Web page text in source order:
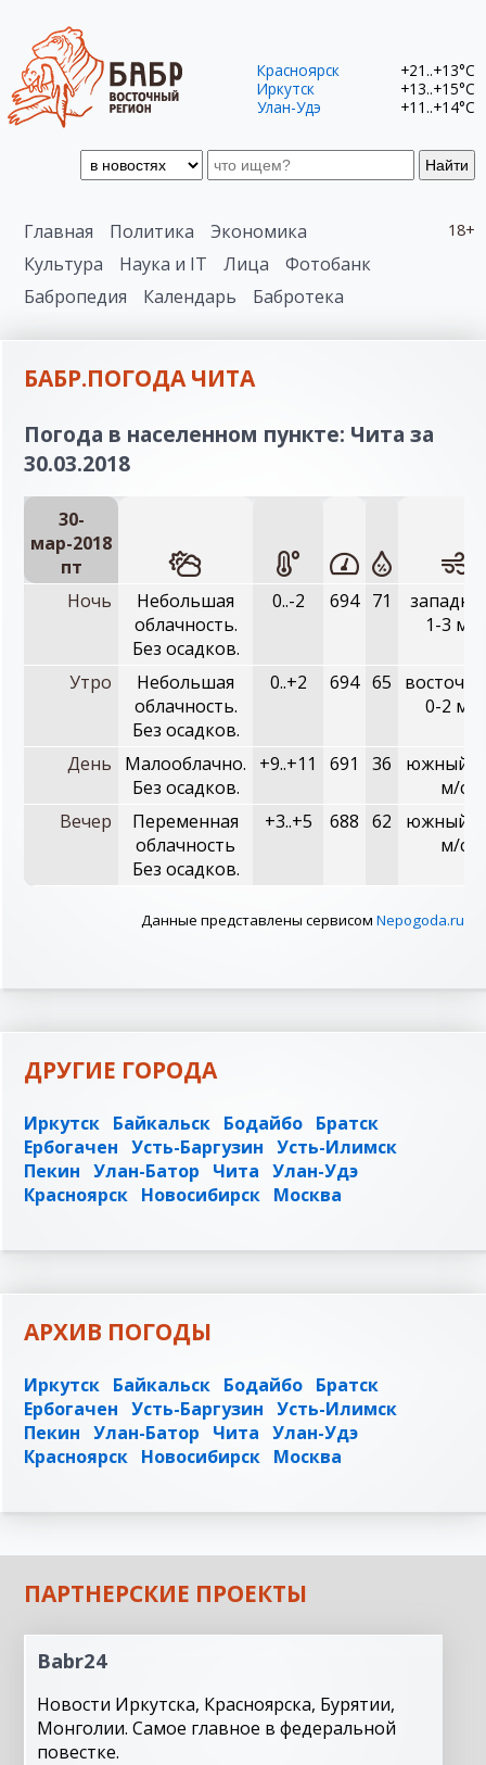
Найти
Красноярск
+21..+13°C
Иркутск
+13..+15°C
Улан-Удэ
+11..+14°C
18+
Главная Политика
Экономика
Культура
Наука и IT Лица
Фотобанк
Бабропедия
Календарь Бабротека
БАБР.ПОГОДА ЧИТА
Погода в населенном пункте: Чита за
30.03.2018
30-
мар-2018
пт
Ночь
Небольшая
облачность.
Без осадков.
0..-2 694 71
1-3 м/с
Утро
Небольшая
облачность.
Без осадков.
0..+2 694 65
0-2 м/с
День
Малооблачно.
Без осадков.
+9..+11 691 36
южный,
м/с
Вечер
Переменная
облачность
Без осадков.
+3..+5 688 62
южный,
м/с
Данные представлены сервисом Nepogoda.ru
ДРУГИЕ ГОРОДА
Иркутск Байкальск Бодайбо Братск
Ербогачен Усть-Баргузин Усть-Илимск
Пекин Улан-Батор Чита Улан-Удэ
Красноярск Новосибирск Москва
АРХИВ ПОГОДЫ
Иркутск Байкальск Бодайбо Братск
Ербогачен Усть-Баргузин Усть-Илимск
Пекин Улан-Батор Чита Улан-Удэ
Красноярск Новосибирск Москва
ПАРТНЕРСКИЕ ПРОЕКТЫ
Babr24
Новости Иркутска, Красноярска, Бурятии,
Монголии. Самое главное в федеральной
повестке.